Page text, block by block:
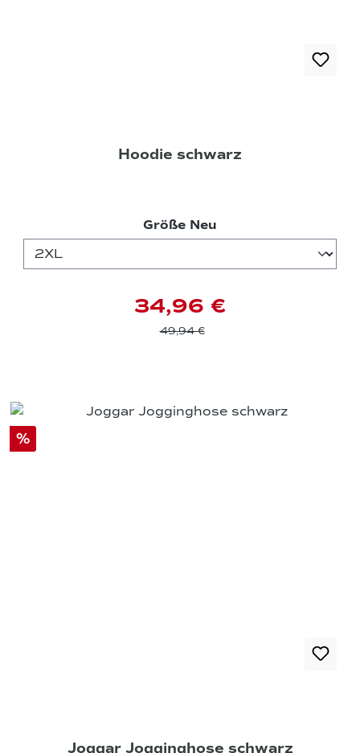
Hoodie schwarz
Größe Neu
34,96 €
49,94 €
%
Joggar Jogginghose schwarz